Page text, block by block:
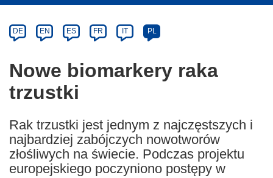
Category
Article
available
the
following
languages:
DE EN ES FR IT PL
Nowe biomarkery raka
trzustki
Rak trzustki jest jednym z najczęstszych i
najbardziej zabójczych nowotworów
złośliwych na świecie. Podczas projektu
europejskiego poczyniono postępy w